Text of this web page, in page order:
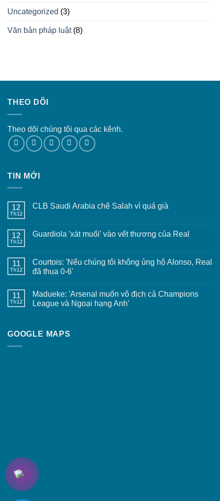
Uncategorized (3)
Văn bản pháp luật(8)
THEO DÕI
Theo dõi chúng tôi qua các kênh.
TIN MỚI
12
Th12
CLB Saudi Arabia chê Salah vì quá già
12
Th12
Guardiola 'xát muối' vào vết thương của Real
11
Th12
Courtois: 'Nếu chúng tôi không ủng hộ Alonso, Real
đã thua 0-6'
11
Th12
Madueke: 'Arsenal muốn vô địch cả Champions
League và Ngoại hạng Anh'
GOOGLE MAPS